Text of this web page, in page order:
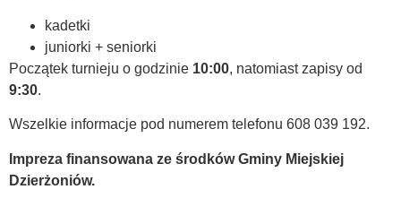
kadetki
juniorki + seniorki
Początek turnieju o godzinie 10:00, natomiast zapisy od
9:30.
Wszelkie informacje pod numerem telefonu 608 039 192.
Impreza finansowana ze środków Gminy Miejskiej
Dzierżoniów.